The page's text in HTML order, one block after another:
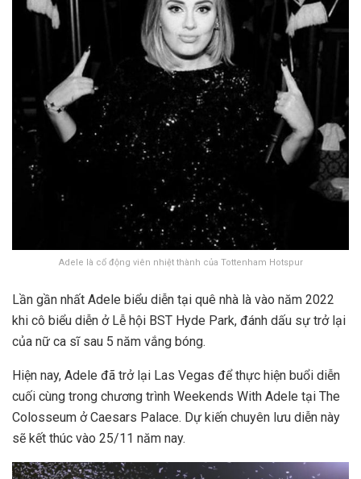
Adele là cổ động viên nhiệt thành của Tottenham Hotspur
Lần gần nhất Adele biểu diễn tại quê nhà là vào năm 2022
khi cô biểu diễn ở Lễ hội BST Hyde Park, đánh dấu sự trở lại
của nữ ca sĩ sau 5 năm vắng bóng.
Hiện nay, Adele đã trở lại Las Vegas để thực hiện buổi diễn
cuối cùng trong chương trình Weekends With Adele tại The
Colosseum ở Caesars Palace. Dự kiến chuyên lưu diễn này
sẽ ​​kết thúc vào 25/11 năm nay.